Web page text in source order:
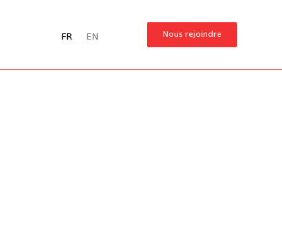
FR EN Nous rejoindre